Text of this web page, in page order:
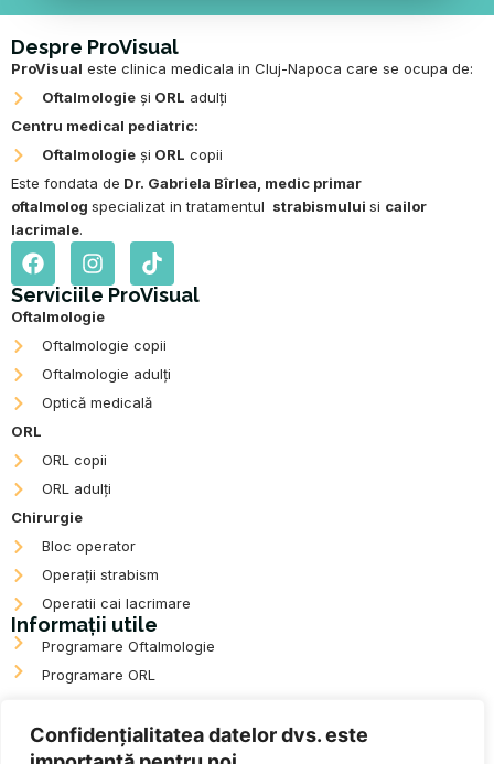
Confidențialitatea datelor dvs. este
Despre ProVisual
ProVisual este clinica medicala in Cluj-Napoca care se ocupa de:
Oftalmologieși ORL adulți
Centru medical pediatric:
Oftalmologieși ORL copii
Este fondata de Dr. Gabriela Bîrlea medic primar
oftalmolog specializat in tratamentul strabismului si cailor
lacrimale.
F
a
c
e
b
o
k
I
n
s
t
a
r
a
T
i
k
o
k
Serviciile ProVisual
Oftalmologie
Oftalmologie copii
Oftalmologie adulți
Optică medicală
ORL
ORL copii
ORL adulți
Chirurgie
Bloc operator
Operații strabism
Operatii cai lacrimare
Informații utile
Programare Oftalmologie
Programare ORL